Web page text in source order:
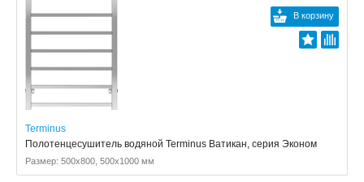
В корзину
Terminus
Полотенцесушитель водяной Terminus Ватикан, серия Эконом
Размер: 500x800, 500x1000 мм